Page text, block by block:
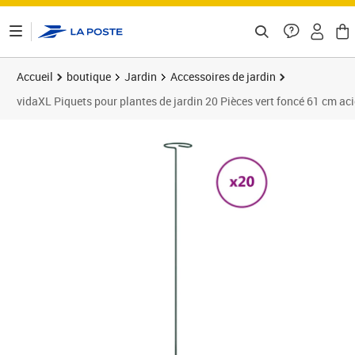
Accueil boutique Jardin
Accessoires de jardin
vidaXL Piquets pour plantes de jardin 20 Pièces vert foncé 61 cm